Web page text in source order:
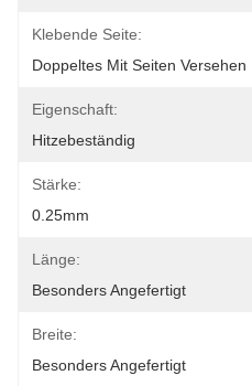
Klebende Seite:
Doppeltes Mit Seiten Versehen
Eigenschaft:
Hitzebeständig
Stärke:
0.25mm
Länge:
Besonders Angefertigt
Breite:
Besonders Angefertigt